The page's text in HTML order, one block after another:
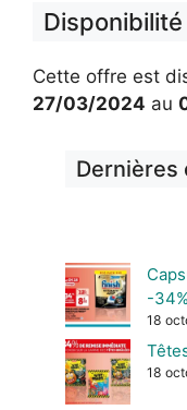
Disponibilité
Cette offre est
27/03/2024 au
Dernières
-
18
18